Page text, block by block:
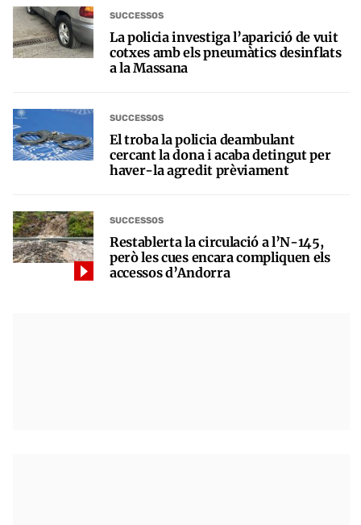
SUCCESSOS
La policia investiga l’aparició de vuit
cotxes amb els pneumàtics desinflats
a la Massana
SUCCESSOS
El troba la policia deambulant
cercant la dona i acaba detingut per
haver-la agredit prèviament
SUCCESSOS
Restablerta la circulació a l’N-145,
però les cues encara compliquen els
accessos d’Andorra